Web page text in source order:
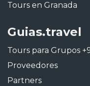
Tours en Granada
Guias.travel
Tours para Grupos
Proveedores
Partners